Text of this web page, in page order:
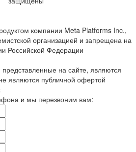
компании Meta Platforms Inc.,
организацией и запрещена на
Российской Федерации
на сайте, являются
являются публичной офертой
и мы перезвоним вам: